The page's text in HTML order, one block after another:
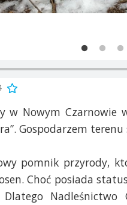
w Nowym
Gospodarzem terenu
pomnik przyrody,
Choć posiada
Nadleśnictwo